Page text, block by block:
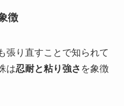
徴
張り直すことで知られて
は忍耐と粘り強さ を象徴